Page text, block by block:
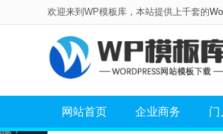
欢迎来到WP模板库，本站提供上千套的
网站首页 企业商务 门